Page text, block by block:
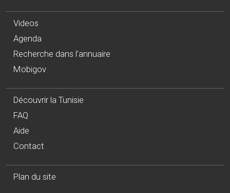
Videos
Agenda
Recherche dans l'annuaire
Mobigov
Découvrir la Tunisie
FAQ
Aide
Contact
Plan du site